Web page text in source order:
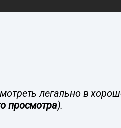
легально в
просмотра).